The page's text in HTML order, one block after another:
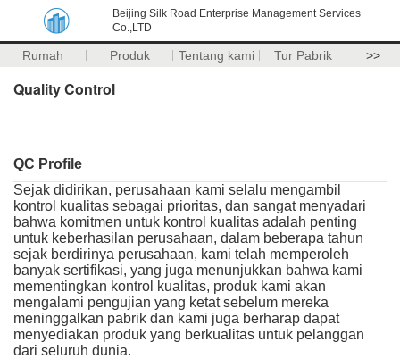
Beijing Silk Road Enterprise Management Services
Co.,LTD
Rumah Produk Tentang kami Tur Pabrik >>
Quality Control
QC Profile
Sejak didirikan, perusahaan kami selalu mengambil
kontrol kualitas sebagai prioritas, dan sangat menyadari
bahwa komitmen untuk kontrol kualitas adalah penting
untuk keberhasilan perusahaan, dalam beberapa tahun
sejak berdirinya perusahaan, kami telah memperoleh
banyak sertifikasi, yang juga menunjukkan bahwa kami
mementingkan kontrol kualitas, produk kami akan
mengalami pengujian yang ketat sebelum mereka
meninggalkan pabrik dan kami juga berharap dapat
menyediakan produk yang berkualitas untuk pelanggan
dari seluruh dunia.